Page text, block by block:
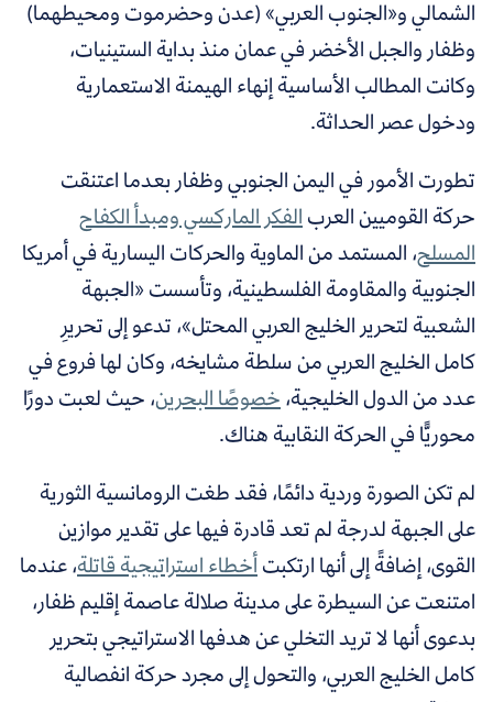
الشمالي و«الجنوب العربي» (عدن وحضرموت ومحيطهما)
وظفار والجبل الأخضر في عمان منذ بداية الستينيات،
وكانت المطالب الأساسية إنهاء الهيمنة الاستعمارية
ودخول عصر الحداثة.
تطورت الأمور في اليمن الجنوبي وظفار بعدما اعتنقت
حركة القوميين العربالفكر الماركسي ومبدأ الكفاح
المسلح،المستمد من الماويةوالحركات اليسارية في أمريكا
الجنوبية والمقاومة الفلسطينية، وتأسست «الجبهة
الشعبية لتحرير الخليج العربي المحتل»، تدعو إلى تحريرِ
كامل الخليج العربي من سلطة مشايخه، وكان لها فروع في
عدد من الدول الخليجية،خصوصًا البحرين،حيث لعبت دورًا
محوريًّا في الحركة النقابية هناك.
لم تكن الصورة وردية دائمًا، فقد طغت الرومانسية الثورية
على الجبهة لدرجة لم تعد قادرة فيها على تقدير موازين
القوى، إضافةً إلى أنها ارتكبتأخطاء استراتيجية قاتلة، عندما
امتنعت عن السيطرة على مدينة صلالة عاصمة إقليم ظفار،
بدعوى أنها لا تريد التخلي عن هدفها الاستراتيجي بتحرير
كامل الخليج العربي، والتحول إلى مجرد حركة انفصالية